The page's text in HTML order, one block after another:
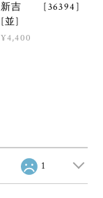
新吉 [36394]
[並]
¥4,400
1